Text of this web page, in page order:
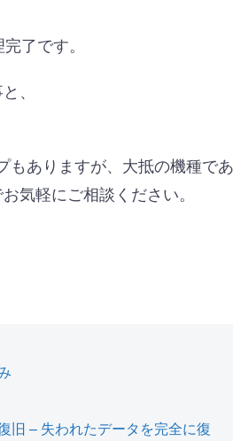
了です。
、
ありますが、大抵の機種で
気軽にご相談ください。
旧 – 失われたデータを完全に復